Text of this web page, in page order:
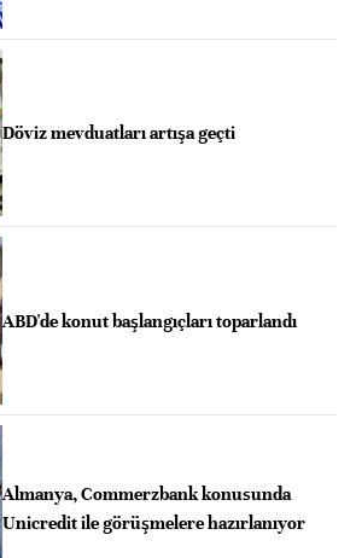
Döviz mevduatları artışa geçti
ABD'de konut başlangıçları toparlandı
Almanya, Commerzbank konusunda
Unicredit ile görüşmelere hazırlanıyor